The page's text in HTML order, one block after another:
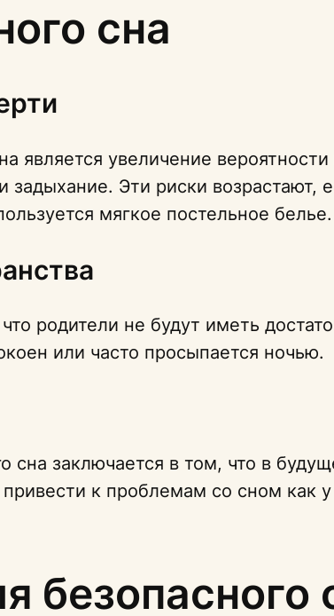
сна
увеличение
задыхание. Эти риски возрастают,
мягкое постельное белье.
родители не будут иметь
или часто просыпается ночью.
сна заключается в том, что в
к проблемам со сном как
безопасного